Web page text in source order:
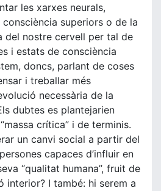
les xarxes neurals,
consciència superiors o de la
del nostre cervell per tal de
i estats de consciència
doncs, parlant de coses
i treballar més
necessària de la
dubtes es plantejarien
crítica” i de terminis.
un canvi social a partir del
capaces d’influir en
“qualitat humana”, fruit de
interior? I també: hi serem a